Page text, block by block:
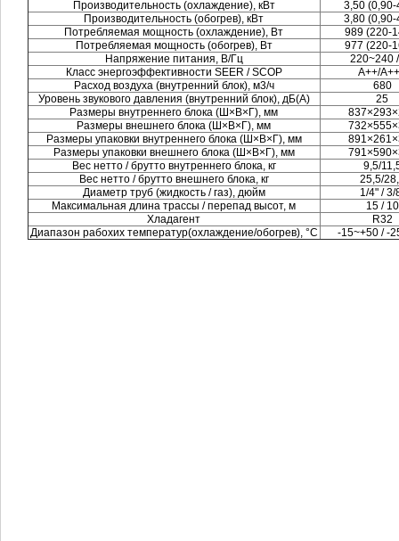
Производительность (охлаждение), кВт
3,50 (0,90-
Производительность (обогрев), кВт
3,80 (0,90-
Потребляемая мощность (охлаждение), Вт
989 (220-
Потребляемая мощность (обогрев), Вт
977 (220-
Напряжение питания, В/Гц
220~240
Класс энергоэффективности SEER / SCOP
A++/
Расход воздуха (внутренний блок), м3/ч
680
Уровень звукового давления (внутренний блок), дБ(А)
25
Размеры внутреннего блока (Ш×В×Г), мм
Размеры внешнего блока (Ш×В×Г), мм
Размеры упаковки внутреннего блока (Ш×В×Г), мм
Размеры упаковки внешнего блока (Ш×В×Г), мм
Вес нетто / брутто внутреннего блока, кг
9,5/
Вес нетто / брутто внешнего блока, кг
25,5/
Диаметр труб (жидкость / газ), дюйм
1/4" / 3/
Максимальная длина трассы / перепад высот, м
15 / 10
Хладагент
R32
Диапазон рабохих температур(охлаждение/обогрев), °C
-15~+50 / -